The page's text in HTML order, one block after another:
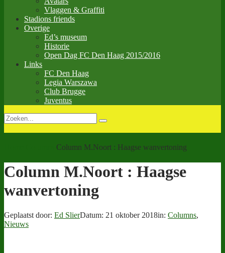
Vlaggen & Graffiti
Stadions friends
Overige
Ed’s museum
Historie
Open Dag FC Den Haag 2015/2016
Links
FC Den Haag
Legia Warszawa
Club Brugge
Juventus
Column M.Noort : Haagse wanvertoning
Column M.Noort : Haagse
wanvertoning
Geplaatst door: Ed SlierDatum: 21 oktober 2018in: Columns,
Nieuws